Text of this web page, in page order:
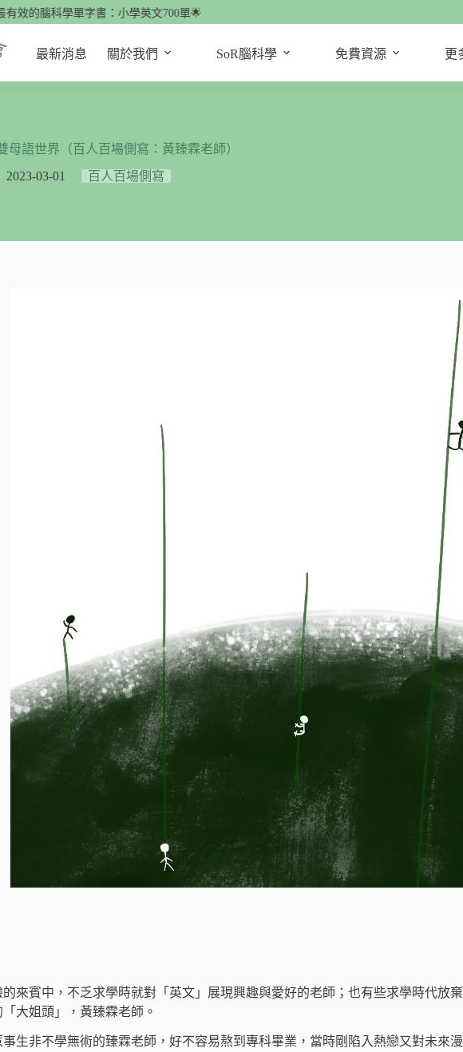
腦科學單字書：小學英文700單🌟 🌟
最新消息 關於我們 SoR腦科學 免費資源 更
母語世界（百人百場側寫：黃臻霖老師）
2023-03-01
百人百場側寫
來賓中，不乏求學時就對「英文」展現興趣與愛好的老師；也有些求學時代放
大姐頭」，黃臻霖老師。
生非不學無術的臻霖老師，好不容易熬到專科畢業，當時剛陷入熱戀又對未來